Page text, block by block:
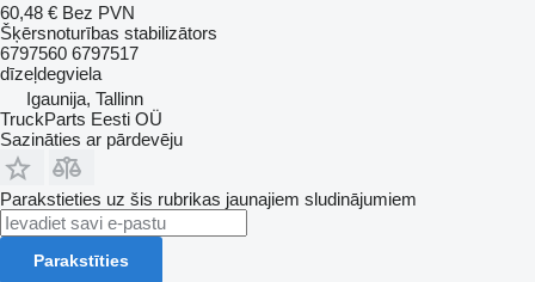
60,48 € Bez PVN
Šķērsnoturības stabilizātors
6797560 6797517
dīzeļdegviela
Igaunija, Tallinn
TruckParts Eesti OÜ
Sazināties ar pārdevēju
Parakstieties uz šis rubrikas jaunajiem sludinājumiem
Parakstīties